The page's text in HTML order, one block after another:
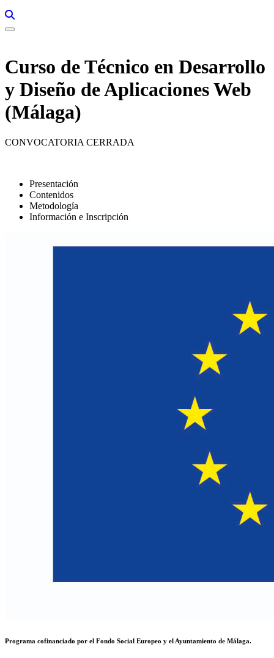
Curso de Técnico en Desarrollo
y Diseño de Aplicaciones Web
(Málaga)
CONVOCATORIA CERRADA
Presentación
Contenidos
Metodología
Información e Inscripción
Programa cofinanciado por el Fondo Social Europeo y el Ayuntamiento de Málaga.